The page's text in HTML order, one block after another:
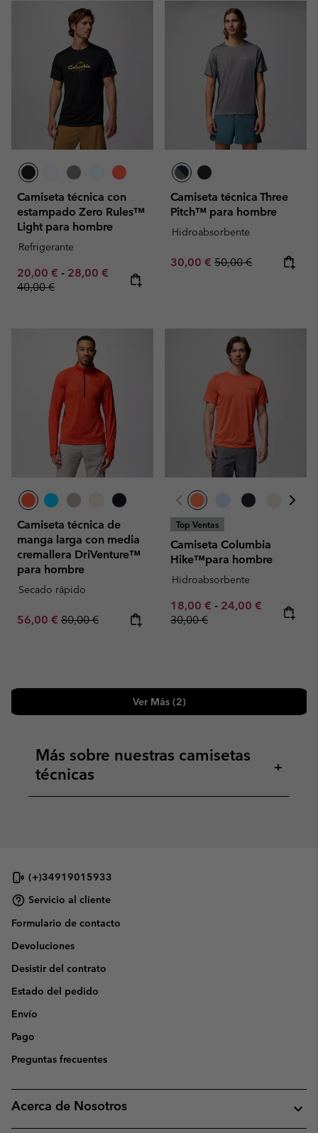
Camiseta técnica con
estampado Zero Rules™
Light para hombre
Refrigerante
Minimum sale price:
20,00 € - Maximum sale price:
28,00 € Regular price:
40,00 €
Camiseta técnica Three
Pitch™ para hombre
Hidroabsorbente
Sale price:
30,00 € Regular price:
50,00 €
Camiseta técnica de
manga larga con media
cremallera DriVenture™
para hombre
Secado rápido
Sale price:
56,00 € Regular price:
80,00 €
Top Ventas
Camiseta Columbia
Hike™para hombre
Hidroabsorbente
Minimum sale price:
18,00 € - Maximum sale
24,00 € Regular
30,00 €
Ver Más (2)
Más sobre nuestras camisetas
técnicas
+
(+)34919015933
Servicio al cliente
Formulario de contacto
Devoluciones
Desistir del contrato
Estado del pedido
Envío
Pago
Preguntas frecuentes
Acerca de Nosotros